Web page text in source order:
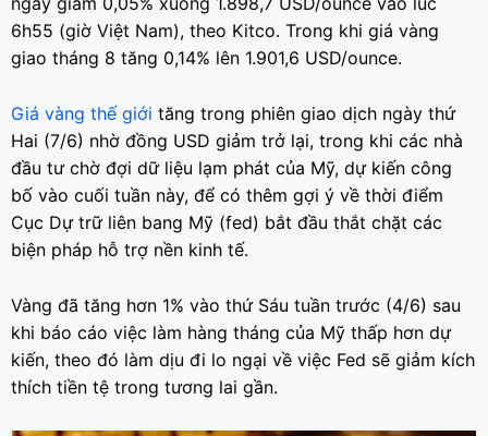
6h55 (giờ Việt Nam), theo Kitco. Trong khi giá vàng
giao tháng 8 tăng 0,14% lên 1.901,6 USD/ounce.
Giá vàng thế giới tăng trong phiên giao dịch ngày thứ
Hai (7/6) nhờ đồng USD giảm trở lại, trong khi các nhà
đầu tư chờ đợi dữ liệu lạm phát của Mỹ, dự kiến công
bố vào cuối tuần này, để có thêm gợi ý về thời điểm
Cục Dự trữ liên bang Mỹ (fed) bắt đầu thắt chặt các
biện pháp hỗ trợ nền kinh tế.
Vàng đã tăng hơn 1% vào thứ Sáu tuần trước (4/6) sau
khi báo cáo việc làm hàng tháng của Mỹ thấp hơn dự
kiến, theo đó làm dịu đi lo ngại về việc Fed sẽ giảm kích
thích tiền tệ trong tương lai gần.